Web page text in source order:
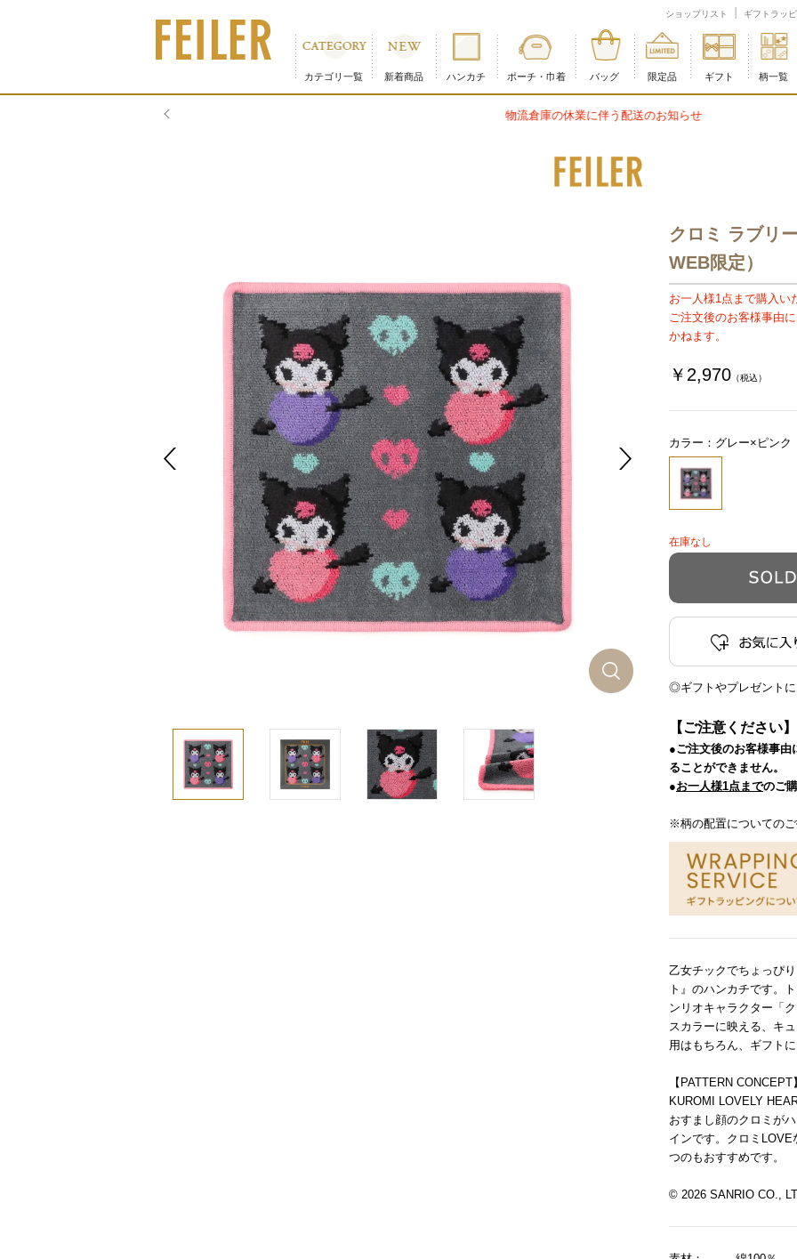
ショップリスト ギフトラッ
カテゴリ一覧 新着商品 ハンカチ ポーチ・巾着 バッグ 限定品 ギフト 柄一覧
物流倉庫の休業に伴う配送のお知らせ
クロミ ラブリ
WEB限定）
お一人様1点まで購入い
ご注文後のお客様事由
かねます。
￥2,970 （税込）
カラー：グレー×ピンク
在庫なし
◎ギフトやプレゼントに
【ご注意ください】
●ご注文後のお客様事由
ることができません。
●お一人様1点までのご
※柄の配置についてのご
乙女チックでちょっぴ
ト』のハンカチです。
ンリオキャラクター「
スカラーに映える、キ
用はもちろん、ギフトに
【PATTERN CONCEPT】
KUROMI LOVELY
おすまし顔のクロミが
インです。クロミ
つのもおすすめです。
© 2026 SANRIO CO.,